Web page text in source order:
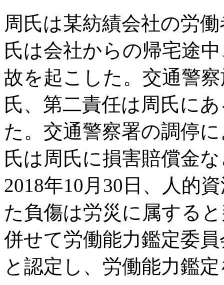
周氏は某紡績会社の労
氏は会社からの帰宅途
故を起こした。交通警
氏、第二責任は周氏に
た。交通警察署の調停
氏は周氏に損害賠償金
2018年10月30日、人的
た負傷は労災に属する
併せて労働能力鑑定委
と認定し、労働能力鑑